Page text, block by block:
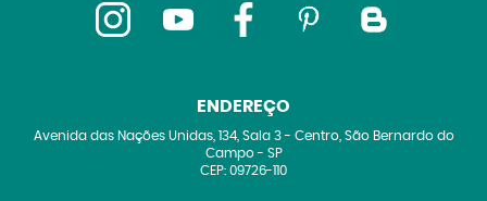
ENDEREÇO
Avenida das Nações Unidas, 134, Sala 3- Centro, São Bernardo do
Campo- SP
CEP: 09726-110